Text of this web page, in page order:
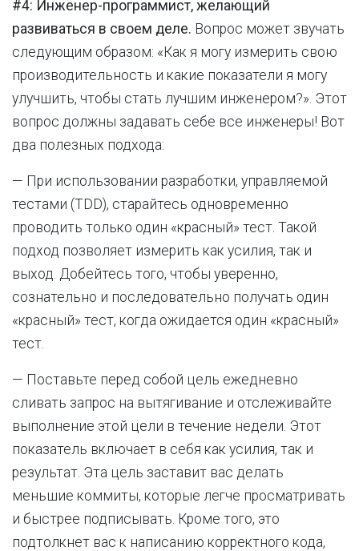
#4: Инженер-программист, желающий
развиваться в своем деле. Вопрос может звучать
следующим образом: «Как я могу измерить свою
производительность и какие показатели я могу
улучшить, чтобы стать лучшим инженером?». Этот
вопрос должны задавать себе все инженеры! Вот
два полезных подхода:
— При использовании разработки, управляемой
тестами (TDD), старайтесь одновременно
проводить только один «красный» тест. Такой
подход позволяет измерить как усилия, так и
выход. Добейтесь того, чтобы уверенно,
сознательно и последовательно получать один
«красный» тест, когда ожидается один «красный»
тест.
— Поставьте перед собой цель ежедневно
сливать запрос на вытягивание и отслеживайте
выполнение этой цели в течение недели. Этот
показатель включает в себя как усилия, так и
результат. Эта цель заставит вас делать
меньшие коммиты, которые легче просматривать
и быстрее подписывать. Кроме того, это
подтолкнет вас к написанию корректного кода,